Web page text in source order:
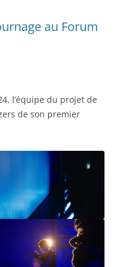
au Forum
l’équipe du projet de
de son premier